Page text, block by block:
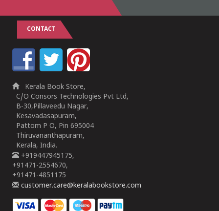
CONTACT
Kerala Book Store,
C/O Consors Technologies Pvt Ltd,
B-30,Pillaveedu Nagar,
Kesavadasapuram,
Pattom P O, Pin 695004
Thiruvananthapuram,
Kerala, India.
+919447945175,
+91471-2554670,
+91471-4851175
customer.care@keralabookstore.com